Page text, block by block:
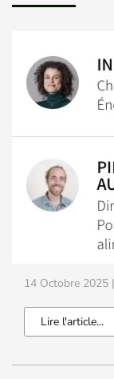
14 Octobre 2025
Lire l'article...